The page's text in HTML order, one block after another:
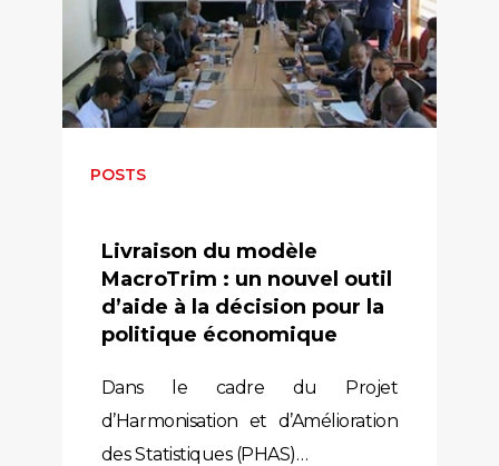
POSTS
Livraison du modèle
MacroTrim : un nouvel outil
d’aide à la décision pour la
politique économique
Dans le cadre du Projet
d’Harmonisation et d’Amélioration
des Statistiques (PHAS)…